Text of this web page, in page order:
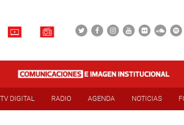
TV DIGITAL RADIO AGENDA NOTICIAS